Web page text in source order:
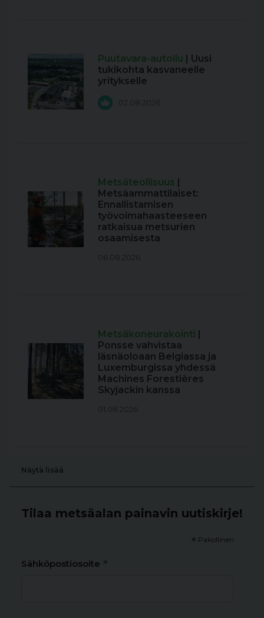
Puutavara-autoilu | Uusi
tukikohta kasvaneelle
yritykselle
02.08.2026
Metsäteollisuus |
Metsäammattilaiset:
Ennallistamisen
työvoimahaasteeseen
ratkaisua metsurien
osaamisesta
06.08.2026
Metsäkoneurakointi |
Ponsse vahvistaa
läsnäoloaan Belgiassa ja
Luxemburgissa yhdessä
Machines Forestières
Skyjackin kanssa
01.08.2026
Näytä lisää
Tilaa metsäalan painavin uutiskirje!
* Pakollinen
Sähköpostiosoite *